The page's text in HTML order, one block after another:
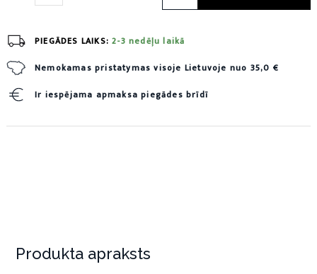
PIEGĀDES LAIKS:2-3 nedēļu laikā
Nemokamas pristatymas visoje Lietuvoje nuo 35,0 €
Ir iespējama apmaksa piegādes brīdī
Produkta apraksts